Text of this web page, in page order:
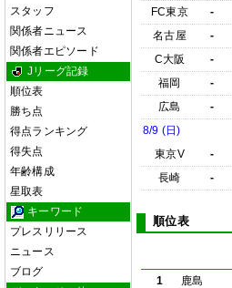
スタッフ
関係者ニュース
関係者エピソード
Jリーグ記録
順位表
勝ち点
得点ランキング
得失点
年齢構成
星取表
キーワード
プレスリリース
ニュース
ブログ
FC東京
-
名古屋
-
C大阪
-
福岡
-
広島
-
8/9 (日)
東京V
-
長崎
-
順位表
1 鹿島